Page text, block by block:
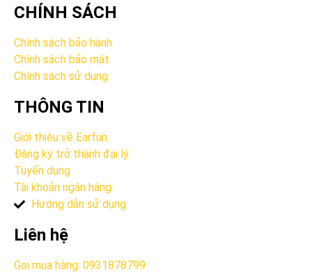
CHÍNH SÁCH
Chính sách bảo hành
Chính sách bảo mật
Chính sách sử dụng
THÔNG TIN
Giới thiệu về Earfun
Đăng ký trở thành đại lý
Tuyển dụng
Tài khoản ngân hàng
Hướng dẫn sử dụng
Liên hệ
Gọi mua hàng: 0931878799​